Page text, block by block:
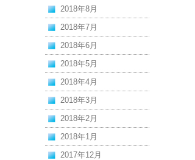
2018年8月
2018年7月
2018年6月
2018年5月
2018年4月
2018年3月
2018年2月
2018年1月
2017年12月